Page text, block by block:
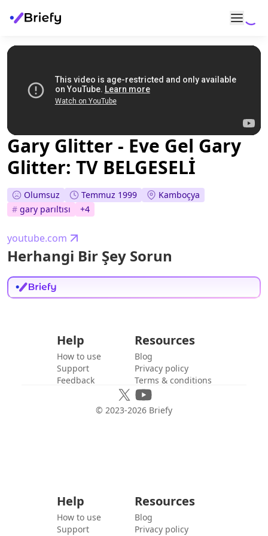
Gary Glitter - Eve Gel Gary
Glitter: TV BELGESELİ
Olumsuz Temmuz 1999
Kamboçya
# gary parıltısı +4
youtube.com
Herhangi Bir Şey Sorun
Help
How to use
Support
Feedback
Resources
Blog
Privacy policy
Terms & conditions
© 2023-2026 Briefy
Help
How to use
Support
Resources
Blog
Privacy policy